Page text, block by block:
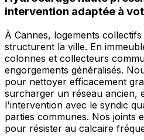
intervention adaptée à
À Cannes, logements
structurent la ville. En
colonnes et collecteurs
engorgements généralisés.
pour nettoyer efficacement
surcharger un réseau ancien,
l'intervention avec le syndic
parties communes. Nos joints
pour résister au calcaire